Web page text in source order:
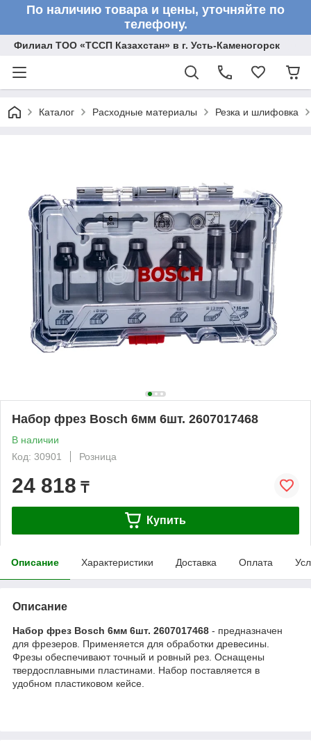
По наличию товара и цены, уточняйте по
телефону.
Филиал ТОО «ТССП Казахстан» в г. Усть-Каменогорск
Каталог Расходные материалы Резка и шлифовка
Набор фрез Bosch 6мм 6шт. 2607017468
В наличии
Код: 30901
Розница
24 818 ₸
Купить
Описание Характеристики Доставка Оплата
Описание
Набор фрез Bosch 6мм 6шт. 2607017468 - предназначен
для фрезеров. Применяется для обработки древесины.
Фрезы обеспечивают точный и ровный рез. Оснащены
твердосплавными пластинами. Набор поставляется в
удобном пластиковом кейсе.